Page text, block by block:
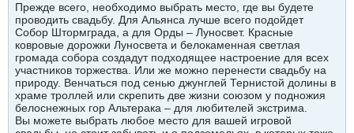
Прежде всего, необходимо выбрать место, где вы будете
проводить свадьбу. Для Альянса лучше всего подойдет
Собор Штормграда, а для Орды – Луносвет. Красные
ковровые дорожки Луносвета и белокаменная светлая
громада собора создадут подходящее настроение для всех
участников торжества. Или же можно перенести свадьбу на
природу. Венчаться под сенью джунглей Тернистой долины в
храме троллей или скрепить две жизни союзом у подножия
белоснежных гор Альтерака – для любителей экстрима.
Вы можете выбрать любое место для вашей игровой